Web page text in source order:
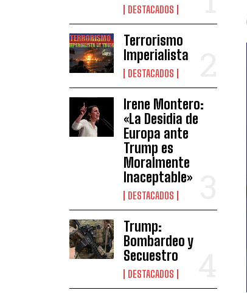
DESTACADOS
Terrorismo
Imperialista
DESTACADOS
Irene Montero:
«La Desidia de
Europa ante
Trump es
Moralmente
Inaceptable»
DESTACADOS
Trump:
Bombardeo y
Secuestro
DESTACADOS